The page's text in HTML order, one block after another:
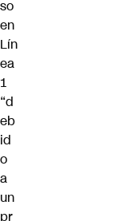
so
en
Lín
ea
1
“d
eb
id
o
a
un
pr